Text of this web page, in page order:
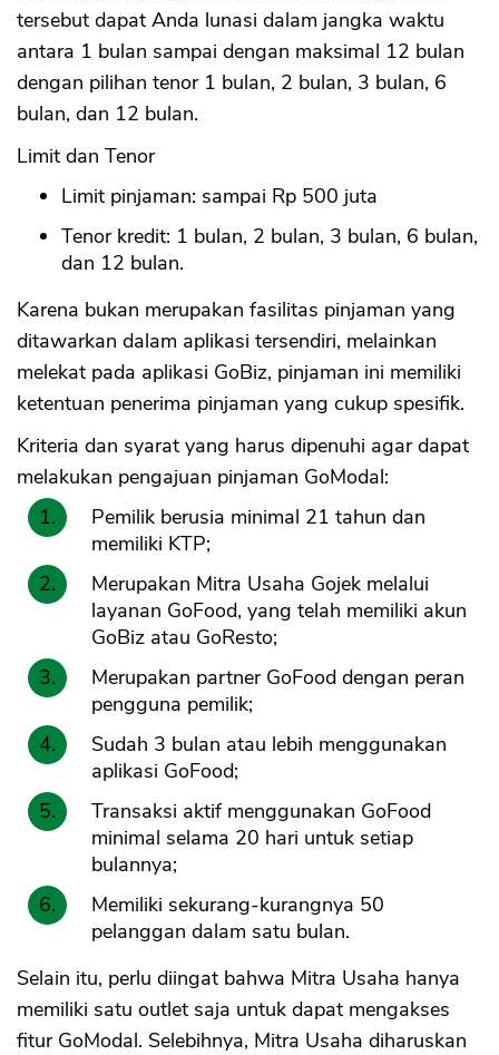
tersebut dapat Anda lunasi dalam jangka waktu
antara 1 bulan sampai dengan maksimal 12 bulan
dengan pilihan tenor 1 bulan, 2 bulan, 3 bulan, 6
bulan, dan 12 bulan.
Limit dan Tenor
Limit pinjaman: sampai Rp 500 juta
Tenor kredit: 1 bulan, 2 bulan, 3 bulan, 6 bulan,
dan 12 bulan.
Karena bukan merupakan fasilitas pinjaman yang
ditawarkan dalam aplikasi tersendiri, melainkan
melekat pada aplikasi GoBiz, pinjaman ini memiliki
ketentuan penerima pinjaman yang cukup spesifik.
Kriteria dan syarat yang harus dipenuhi agar dapat
melakukan pengajuan pinjaman GoModal:
Pemilik berusia minimal 21 tahun dan
memiliki KTP;
Merupakan Mitra Usaha Gojek melalui
layanan GoFood, yang telah memiliki akun
GoBiz atau GoResto;
Merupakan partner GoFood dengan peran
pengguna pemilik;
Sudah 3 bulan atau lebih menggunakan
aplikasi GoFood;
Transaksi aktif menggunakan GoFood
minimal selama 20 hari untuk setiap
bulannya;
Memiliki sekurang-kurangnya 50
pelanggan dalam satu bulan.
Selain itu, perlu diingat bahwa Mitra Usaha hanya
memiliki satu outlet saja untuk dapat mengakses
fitur GoModal. Selebihnya, Mitra Usaha diharuskan